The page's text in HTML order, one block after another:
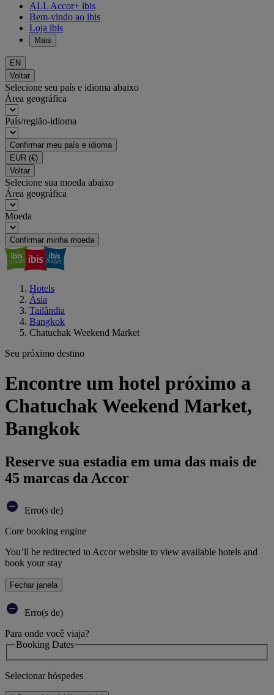
ALL Accor+ ibis
Bem-vindo ao ibis
Loja ibis
Mais
EN
Voltar
Selecione seu país e idioma abaixo
Área geográfica
País/região-idioma
Confirmar meu país e idioma
EUR (€)
Voltar
Selecione sua moeda abaixo
Área geográfica
Moeda
Confirmar minha moeda
Hotels
Ásia
Tailândia
Bangkok
Chatuchak Weekend Market
Seu próximo destino
Encontre um hotel próximo a
Chatuchak Weekend Market,
Bangkok
Reserve sua estadia em uma das mais de
45 marcas da Accor
Erro(s de)
Core booking engine
You’ll be redirected to Accor website to view available hotels and
book your stay
Fechar janela
Erro(s de)
Para onde você viaja?
Booking Dates
Selecionar hóspedes